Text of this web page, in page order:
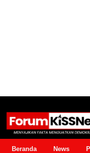
Beranda News